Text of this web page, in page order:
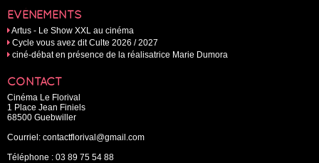
EVÉNEMENTS
Artus - Le Show XXL au cinéma
Cycle vous avez dit Culte 2026 / 2027
ciné-débat en présence de la réalisatrice Marie Dumora
CONTACT
Cinéma Le Florival
1 Place Jean Finiels
68500 Guebwiller
Courriel: contactflorival@gmail.com
Téléphone : 03 89 75 54 88